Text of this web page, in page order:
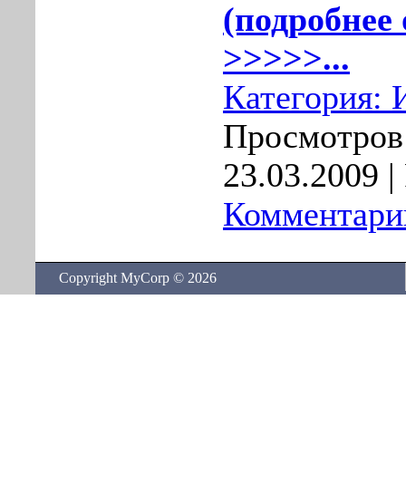
(подробнее
>>>>>...
Категория:
23.03.2009 |
Copyright MyCorp © 2026